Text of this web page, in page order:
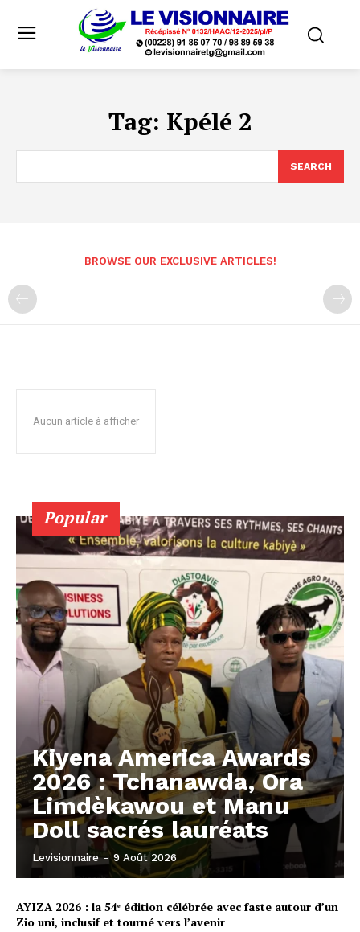
Tag: Kpélé 2
SEARCH
BROWSE OUR EXCLUSIVE ARTICLES!
Aucun article à afficher
Popular
Kiyena America Awards
2026 : Tchanawda, Ora
Limdèkawou et Manu
Doll sacrés lauréats
Levisionnaire - 9 Août 2026
AYIZA 2026 : la 54ᵉ édition célébrée avec faste autour d’un
Zio uni, inclusif et tourné vers l’avenir